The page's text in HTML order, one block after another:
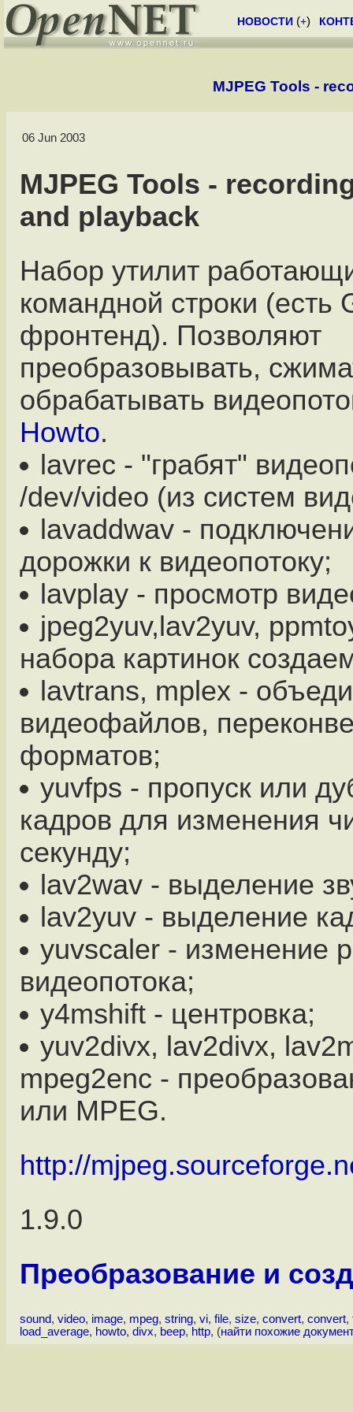
НОВОСТИ (+)
MJPEG Tools -
06 Jun 2003
MJPEG Tools -
and playback
Набор утилит
командной строки (есть
фронтенд). Позволяют
преобразовывать,
обрабатывать
Howto.
lavrec - "грабят"
/dev/video (из систем
lavaddwav -
дорожки к видеопотоку;
lavplay - просмотр
jpeg2yuv,lav2yuv,
набора картинок
lavtrans, mplex -
видеофайлов,
форматов;
yuvfps - пропуск или
кадров для изменения
секунду;
lav2wav - выделение
lav2yuv - выделение
yuvscaler - изменение
видеопотока;
y4mshift - центровка;
yuv2divx, lav2divx,
mpeg2enc -
или MPEG.
http://
1.9.0
Преобразование и
sound, video, image, mpeg, string, vi, file, size, convert, convert,
load_average, howto, divx, beep, http, (найти похожие